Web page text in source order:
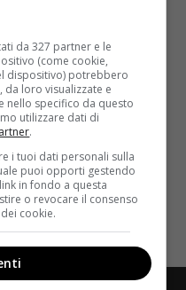
da 327 partner e le
(come cookie,
dispositivo) potrebbero
da loro visualizzate e
nello specifico da questo
utilizzare dati di
.
i tuoi dati personali sulla
puoi opporti gestendo
in fondo a questa
o revocare il consenso
cookie.